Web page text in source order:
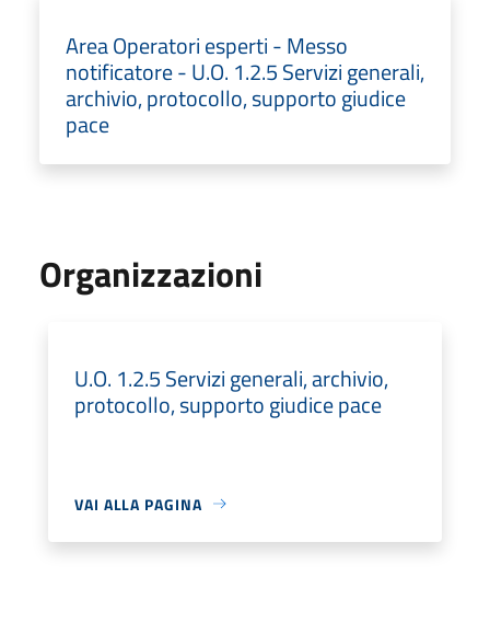
Area Operatori esperti - Messo
notificatore - U.O. 1.2.5 Servizi generali,
archivio, protocollo, supporto giudice
pace
Organizzazioni
U.O. 1.2.5 Servizi generali, archivio,
protocollo, supporto giudice pace
VAI ALLA PAGINA